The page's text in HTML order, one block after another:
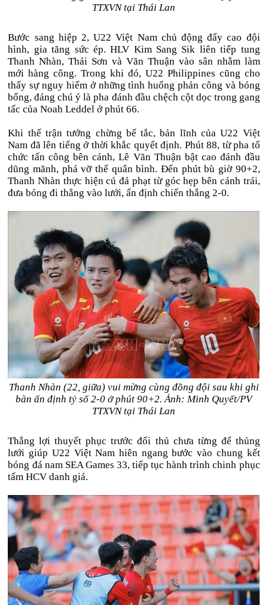
TTXVN tại Thái Lan
Bước sang hiệp 2, U22 Việt Nam chủ động đẩy cao đội
hình, gia tăng sức ép. HLV Kim Sang Sik liên tiếp tung
Thanh Nhàn, Thái Sơn và Văn Thuận vào sân nhằm làm
mới hàng công. Trong khi đó, U22 Philippines cũng cho
thấy sự nguy hiểm ở những tình huống phản công và bóng
bổng, đáng chú ý là pha đánh đầu chệch cột dọc trong gang
tấc của Noah Leddel ở phút 66.
Khi thế trận tưởng chừng bế tắc, bản lĩnh của U22 Việt
Nam đã lên tiếng ở thời khắc quyết định. Phút 88, từ pha tổ
chức tấn công bên cánh, Lê Văn Thuận bật cao đánh đầu
dũng mãnh, phá vỡ thế quân bình. Đến phút bù giờ 90+2,
Thanh Nhàn thực hiện cú đá phạt từ góc hẹp bên cánh trái,
đưa bóng đi thẳng vào lưới, ấn định chiến thắng 2-0.
Thanh Nhàn (22, giữa) vui mừng cùng đồng đội sau khi ghi
bàn ấn định tỷ số 2-0 ở phút 90+2. Ảnh: Minh Quyết/PV
TTXVN tại Thái Lan
Thắng lợi thuyết phục trước đối thủ chưa từng để thủng
lưới giúp U22 Việt Nam hiên ngang bước vào chung kết
bóng đánam SEA Games 33, tiếp tục hành trình chinh phục
tấm HCV danh giá.